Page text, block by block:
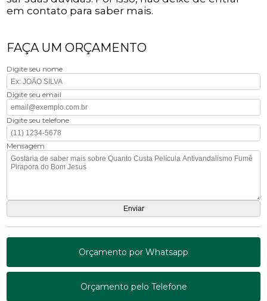
em contato para saber mais.
FAÇA UM ORÇAMENTO
Digite seu nome
Digite seu email
Digite seu telefone
Mensagem
Orçamento por Whatsapp
Orçamento pelo Telefone